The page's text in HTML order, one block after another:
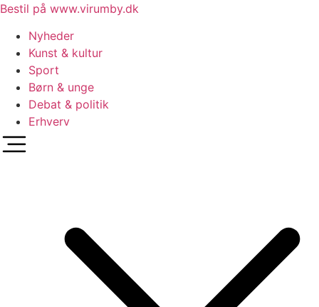
Bestil på www.virumby.dk
Nyheder
Kunst & kultur
Sport
Børn & unge
Debat & politik
Erhverv